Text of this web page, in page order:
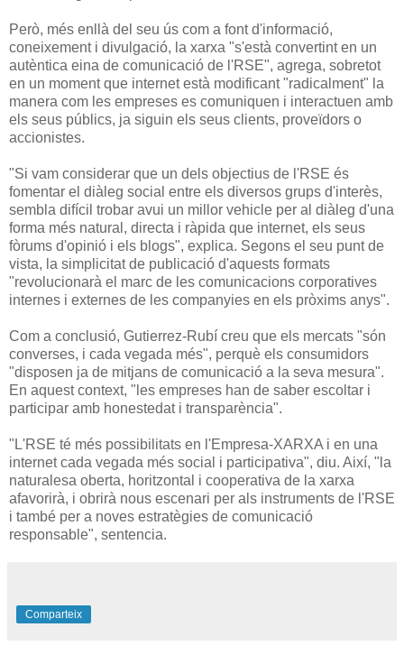
Però, més enllà del seu ús com a font d'informació,
coneixement i divulgació, la xarxa "s'està convertint en un
autèntica eina de comunicació de l'RSE", agrega, sobretot
en un moment que internet està modificant "radicalment" la
manera com les empreses es comuniquen i interactuen amb
els seus públics, ja siguin els seus clients, proveïdors o
accionistes.
"Si vam considerar que un dels objectius de l'RSE és
fomentar el diàleg social entre els diversos grups d'interès,
sembla difícil trobar avui un millor vehicle per al diàleg d'una
forma més natural, directa i ràpida que internet, els seus
fòrums d'opinió i els blogs", explica. Segons el seu punt de
vista, la simplicitat de publicació d'aquests formats
"revolucionarà el marc de les comunicacions corporatives
internes i externes de les companyies en els pròxims anys".
Com a conclusió, Gutierrez-Rubí creu que els mercats "són
converses, i cada vegada més", perquè els consumidors
"disposen ja de mitjans de comunicació a la seva mesura".
En aquest context, "les empreses han de saber escoltar i
participar amb honestedat i transparència".
"L'RSE té més possibilitats en l'Empresa-XARXA i en una
internet cada vegada més social i participativa", diu. Així, "la
naturalesa oberta, horitzontal i cooperativa de la xarxa
afavorirà, i obrirà nous escenari per als instruments de l'RSE
i també per a noves estratègies de comunicació
responsable", sentencia.
Comparteix